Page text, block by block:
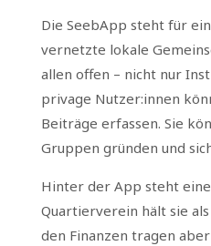
Die SeebApp steht für
vernetzte lokale
allen offen – nicht nur
privage Nutzer:innen
Beiträge erfassen. Sie
Gruppen gründen und
Hinter der App steht
Quartierverein hält sie
den Finanzen tragen